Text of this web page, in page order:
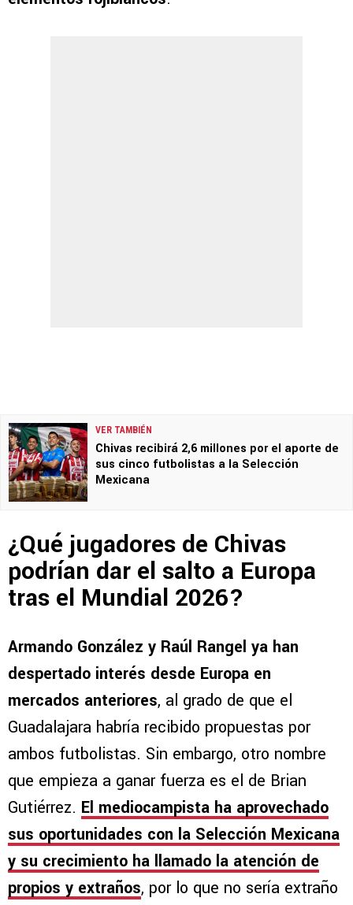
VER TAMBIÉN
Chivas recibirá 2,6 millones por el aporte de
sus cinco futbolistas a la Selección
Mexicana
¿Qué jugadores de Chivas
podrían dar el salto a Europa
tras el Mundial 2026?
Armando González y Raúl Rangel ya han
despertado interés desde Europa en
mercados anteriores, al grado de que el
Guadalajara habría recibido propuestas por
ambos futbolistas. Sin embargo, otro nombre
que empieza a ganar fuerza es el de Brian
Gutiérrez. El mediocampista ha aprovechado
sus oportunidades con la Selección Mexicana
y su crecimiento ha llamado la atención de
propios y extraños, por lo que no sería extraño